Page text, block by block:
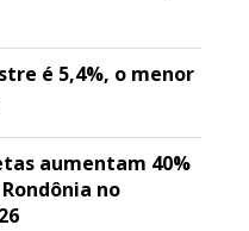
é 5,4%, o menor
aumentam 40%
no